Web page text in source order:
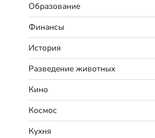
Образование
Финансы
История
Разведение животных
Кино
Космос
Кухня